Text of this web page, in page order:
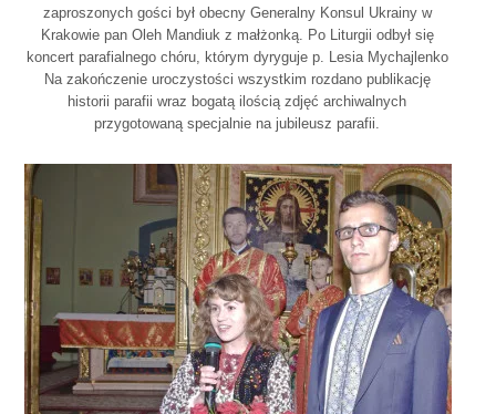
zaproszonych gości był obecny Generalny Konsul Ukrainy w
Krakowie pan Oleh Mandiuk z małżonką. Po Liturgii odbył się
koncert parafialnego chóru, którym dyryguje p. Lesia Mychajlenko
Na zakończenie uroczystości wszystkim rozdano publikację
historii parafii wraz bogatą ilością zdjęć archiwalnych
przygotowaną specjalnie na jubileusz parafii.